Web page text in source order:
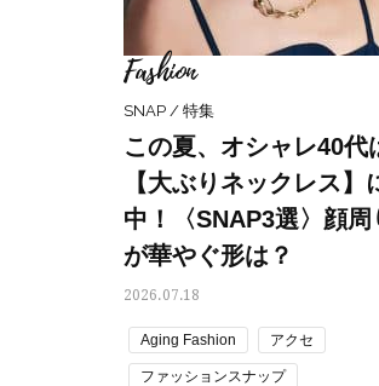
Fashion
SNAP / 特集
この夏、オシャレ40代
【大ぶりネックレス】
中！〈SNAP3選〉顔周
が華やぐ形は？
2026.07.18
Aging Fashion アクセ
ファッションスナップ